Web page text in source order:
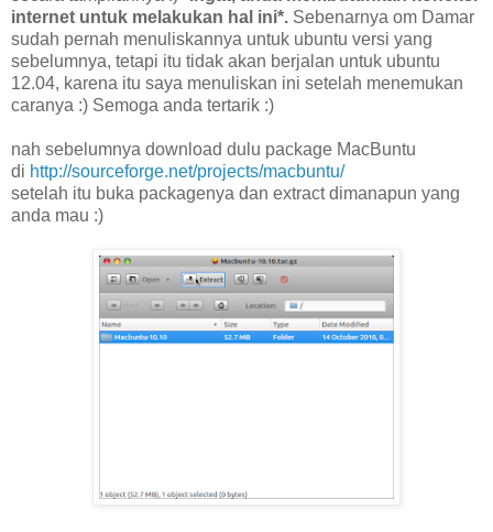
internet untuk melakukan hal ini*. Sebenarnya om Damar
sudah pernah menuliskannya untuk ubuntu versi yang
sebelumnya, tetapi itu tidak akan berjalan untuk ubuntu
12.04, karena itu saya menuliskan ini setelah menemukan
caranya :) Semoga anda tertarik :)
nah sebelumnya download dulu package MacBuntu
di http://sourceforge.net/projects/macbuntu/
setelah itu buka packagenya dan extract dimanapun yang
anda mau :)